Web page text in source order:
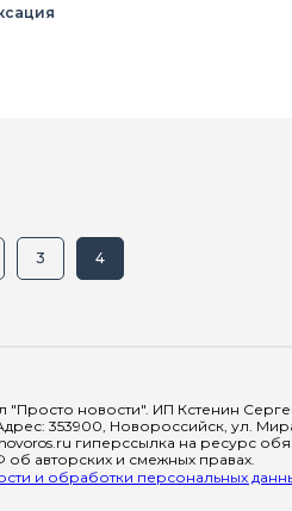
3 4
"Просто новости". ИП Кстенин
353900, Новороссийск, ул.
гиперссылка на ресурс
авторских и смежных правах.
и обработки персональных